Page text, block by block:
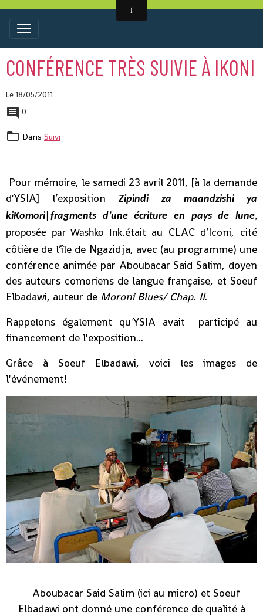
CONFÉRENCE TRÈS SUIVIE À IKONI
Le 18/05/2011
0
Dans Suivi
Pour mémoire, le samedi 23 avril 2011, [à la demande
d'YSIA] l’expositionZipindi za maandzishi ya
kiKomori|fragments d’une écriture en pays de lune,
proposée par Washko Ink.était au CLAC d’Iconi, cité
côtière de l’île de Ngazidja, avec (au programme) une
conférence animée par Aboubacar Said Salim, doyen
des auteurs comoriens de langue française, et Soeuf
Elbadawi, auteur de Moroni Blues/ Chap. II.
Rappelons également qu'YSIA avait participé au
financement de l'exposition...
Grâce à Soeuf Elbadawi, voici les images de
l'événement!
Aboubacar Said Salim (ici au micro) et Soeuf
Elbadawi ont donné une conférence de qualité à